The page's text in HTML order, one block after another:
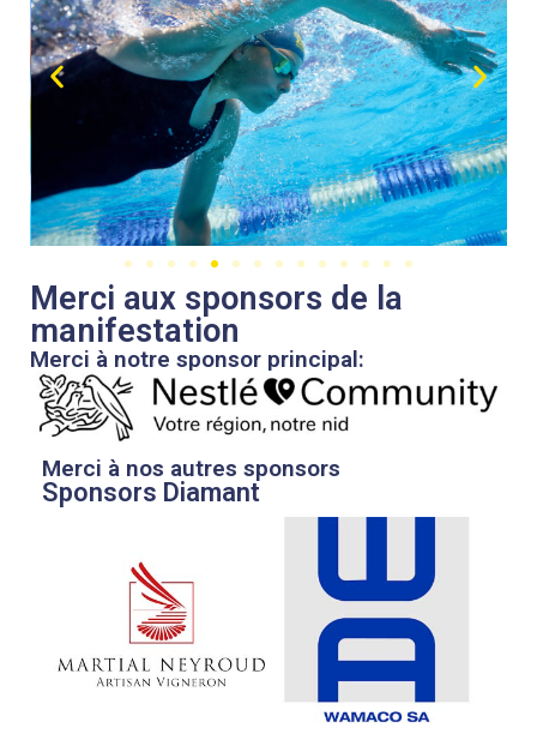
Merci aux sponsors de la
manifestation
Merci à notre sponsor principal:
Merci à nos autres sponsors
Sponsors Diamant